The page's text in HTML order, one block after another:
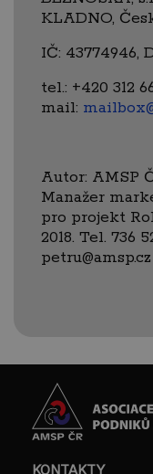
KLADNO,
IČ: 43774946,
tel.: +420 312
mail:
Autor: AMSP
Manažer
pro projekt
2018. Tel. 736
petru@amsp.cz
KONTAKTY